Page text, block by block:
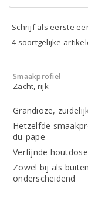
Schrijf als eerste
4 soortgelijke
Smaakprofiel
Zacht, rijk
Grandioze,
Hetzelfde
du-pape
Verfijnde
Zowel bij als
onderscheidend